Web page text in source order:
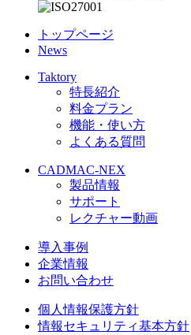
トップページ
News
Taktory
特長紹介
料金プラン
機能・使い方
よくある質問
CADMAC-NEX
製品情報
サポート
レクチャー動画
導入事例
企業情報
お問い合わせ
個人情報保護方針
情報セキュリティ基本方針